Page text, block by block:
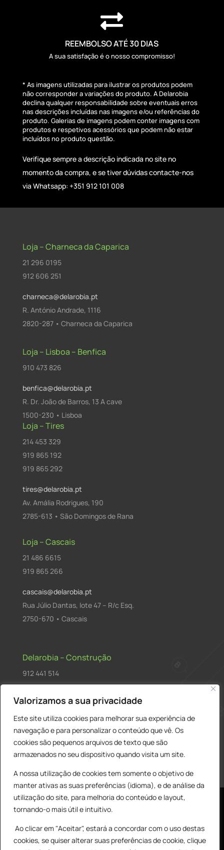
Valorizamos a sua privacidade
Este site utiliza cookies para melhorar sua experiência de
navegação e para personalizar o conteúdo que vê. Os
cookies são pequenos arquivos de texto que são
armazenados no seu dispositivo quando visita um site.
A nossa utilização de cookies tem somente o objetivo de
manter ativas as suas preferências (idioma), e de análise da
utilização do site, para melhoria do conteúdo e layout,
tornando-o mais útil e intuitivo.
Ao clicar em "Aceitar", estará a concordar com o uso destas
cookies, se quiser alterar suas preferências de cookie, clique

REEMBOLSO ATÉ 30 DIAS
A sua satisfação é o nosso compromisso!
* As imagens utilizadas para ilustrar os produtos podem
não corresponder a variações do produto. A Delarobia
declina qualquer responsabilidade sobre eventuais erros
nas descrições incluídas nas imagens e/ou referências do
produto. Galerias de imagens podem conter imagens com
produtos e respetivos acessórios que podem não estar
incluídos no produto questão.
Verifique sempre a descrição indicada no site no
momento da compra, e se tiver dúvidas contacte-nos
via Whatsapp: +351 912 101 008
Loja – Charneca da Caparica
21 296 0195
912 606 251
charneca@delarobia.pt
R. António Andrade, 1116
2820-287 • Charneca da Caparica
Loja – Lisboa – Benfica
910 473 826
benfica@delarobia.pt
R. Dr. João de Barros, 13 A cave
1500-230 • Lisboa
Loja – Tires
214 453 329
919 865 192
919 865 292
tires@delarobia.pt
Av. Amália Rodrigues, 190
2785-613 • São Domingos de Rana
Loja – Cascais
21 486 6615
919 865 266
cascais@delarobia.pt
Rua Júlio Dantas, lote 47 – R/c Esq.
2750-670 • Cascais
Delarobia – Construção
912 441 514
R. António Andrade, 1171
2820-287 • Charneca de Caparica
Products
search PESQUISAR
© All Copyright 2025 by Delarobia.pt